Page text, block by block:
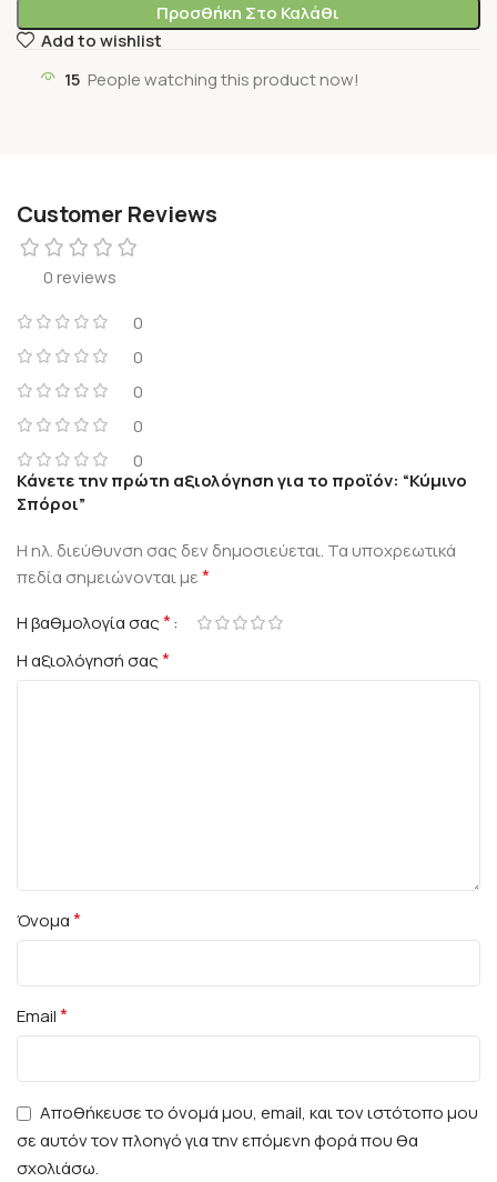
Προσθήκη Στο Καλάθι
Add to wishlist
15 People watching this product now!
Customer Reviews
0 reviews
0
0
0
0
0
Κάνετε την πρώτη αξιολόγηση για το προϊόν: “Κύμινο
Σπόροι”
Η ηλ. διεύθυνση σας δεν δημοσιεύεται. Τα υποχρεωτικά
πεδία σημειώνονται με*
Η βαθμολογία σας*
Η αξιολόγησή σας*
Όνομα*
Email*
Αποθήκευσε το όνομά μου, email, και τον ιστότοπο μου
σε αυτόν τον πλοηγό για την επόμενη φορά που θα
σχολιάσω.